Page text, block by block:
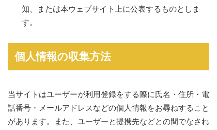
知、または本ウェブサイト上に公表するものとしま
す。
個人情報の収集方法
当サイトはユーザーが利用登録をする際に氏名・住所・電
話番号・メールアドレスなどの個人情報をお尋ねすること
があります。また、ユーザーと提携先などとの間でなされ